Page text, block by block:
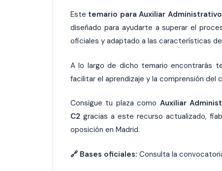
Este temario para Auxiliar
diseñado para ayudarte a superar el
oficiales y adaptado a las características
A lo largo de dicho temario encontrarás
facilitar el aprendizaje y la comprensión del
Consigue tu plaza como Auxiliar
C2 gracias a este recurso actualizado,
oposición en Madrid.
🔗 Bases oficiales: Consulta la